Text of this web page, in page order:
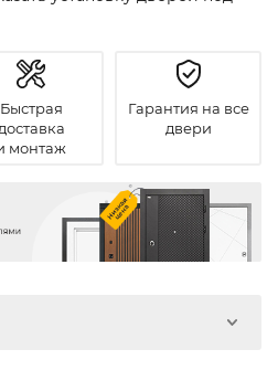
Быстрая
доставка
монтаж
Гарантия на все
двери